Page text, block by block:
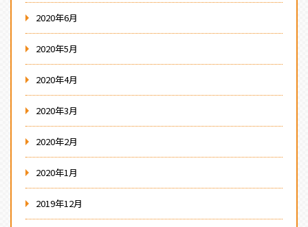
2020年6月
2020年5月
2020年4月
2020年3月
2020年2月
2020年1月
2019年12月